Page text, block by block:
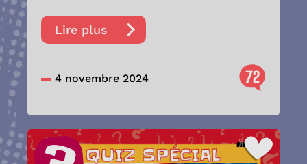
Lire plus
4 novembre 2024 72